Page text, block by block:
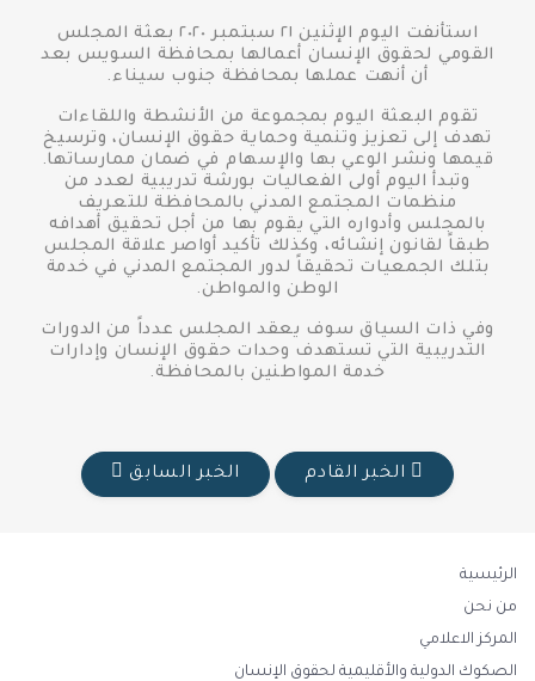
استأنفت اليوم الإثنين ٢١ سبتمبر ٢٠٢٠ بعثة المجلس
القومي لحقوق الإنسان أعمالها بمحافظة السويس بعد
أن أنهت عملها بمحافظة جنوب سيناء.
تقوم البعثة اليوم بمجموعة من الأنشطة واللقاءات
تهدف إلى تعزيز وتنمية وحماية حقوق الإنسان، وترسيخ
قيمها ونشر الوعي بها والإسهام في ضمان ممارساتها.
وتبدأ اليوم أولى الفعاليات بورشة تدريبية لعدد من
منظمات المجتمع المدني بالمحافظة للتعريف
بالمجلس وأدواره التي يقوم بها من أجل تحقيق أهدافه
طبقاً لقانون إنشائه، وكذلك تأكيد أواصر علاقة المجلس
بتلك الجمعيات تحقيقاً لدور المجتمع المدني في خدمة
الوطن والمواطن.
وفي ذات السياق سوف يعقد المجلس عدداً من الدورات
التدريبية التي تستهدف وحدات حقوق الإنسان وإدارات
خدمة المواطنين بالمحافظة.
الخبر القادم الخبر السابق
الرئيسية
من نحن
المركز الاعلامي
الصكوك الدولية والأقليمية لحقوق الإنسان